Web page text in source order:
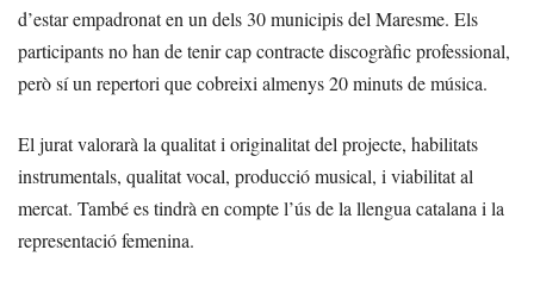
d’estar empadronat en un dels 30 municipis del Maresme. Els
participants no han de tenir cap contracte discogràfic professional,
però sí un repertori que cobreixi almenys 20 minuts de música.
El jurat valorarà la qualitat i originalitat del projecte, habilitats
instrumentals, qualitat vocal, producció musical, i viabilitat al
mercat. També es tindrà en compte l’ús de la llengua catalana i la
representació femenina.